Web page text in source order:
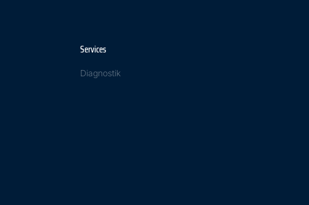
Services
Diagnostik